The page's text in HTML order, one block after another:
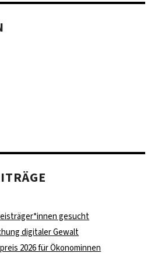
gesucht
digitaler Gewalt
2026 für Ökonominnen